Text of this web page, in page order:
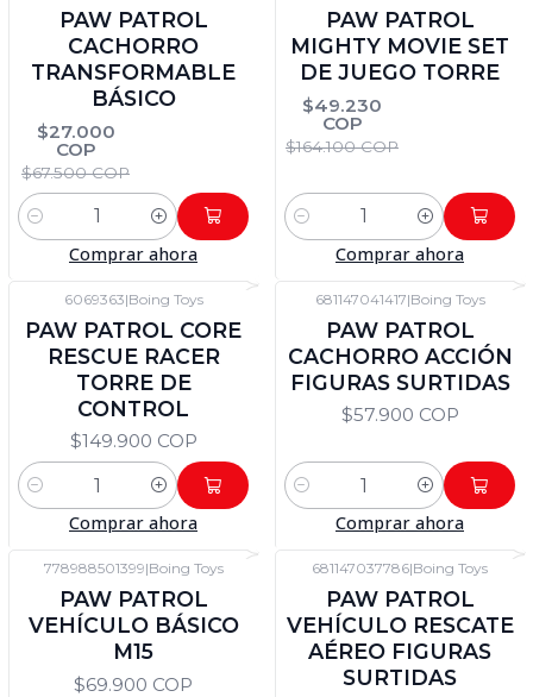
PAW PATROL
CACHORRO
TRANSFORMABLE
BÁSICO
$27.000
COP
$67.500 COP
Cantidad
Comprar ahora
PAW PATROL
MIGHTY MOVIE SET
DE JUEGO TORRE
$49.230
COP
$164.100 COP
Cantidad
Comprar ahora
6069363|Boing Toys
PAW PATROL CORE
RESCUE RACER
TORRE DE
CONTROL
$149.900 COP
Cantidad
Comprar ahora
681147041417|Boing Toys
PAW PATROL
CACHORRO ACCIÓN
FIGURAS SURTIDAS
$57.900 COP
Cantidad
Comprar ahora
778988501399|Boing Toys
PAW PATROL
VEHÍCULO BÁSICO
M15
$69.900 COP
681147037786|Boing Toys
PAW PATROL
VEHÍCULO RESCATE
AÉREO FIGURAS
SURTIDAS